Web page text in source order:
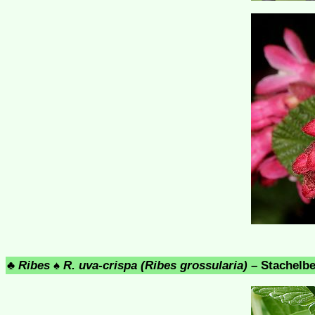
♣ Ribes ♠ R. uva-crispa (Ribes grossularia) –